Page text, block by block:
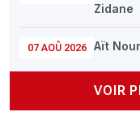
Zidane
07 AOÛ 2026 Aït
VOIR